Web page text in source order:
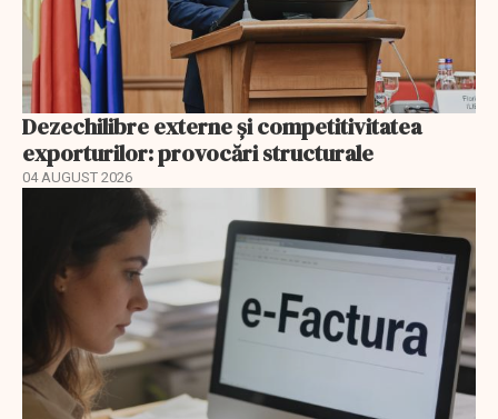
Dezechilibre externe și competitivitatea
exporturilor: provocări structurale
04 AUGUST 2026